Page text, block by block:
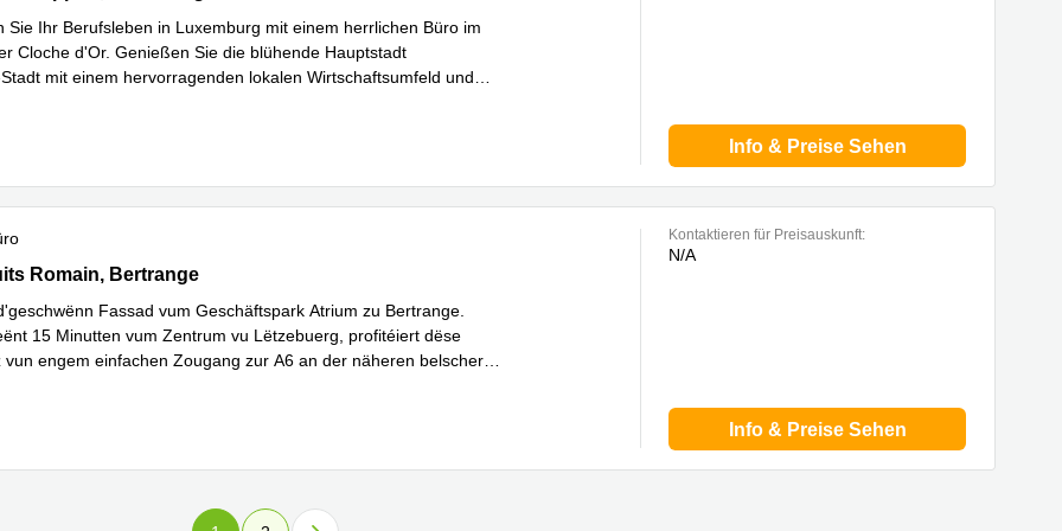
Sie Ihr Berufsleben in Luxemburg mit einem herrlichen Büro im
Cloche d'Or. Genießen Sie die blühende Hauptstadt
mit einem hervorragenden lokalen Wirtschaftsumfeld und
Info & Preise Sehen
Puits Romain, Bertrange
Romain, Bertrange
Fassad vum Geschäftspark Atrium zu Bertrange.
15 Minutten vum Zentrum vu Lëtzebuerg, profitéiert dëse
vun engem einfachen Zougang zur A6 an der näheren belscher
Kontaktieren für Preisauskunft:
N/A
Info & Preise Sehen